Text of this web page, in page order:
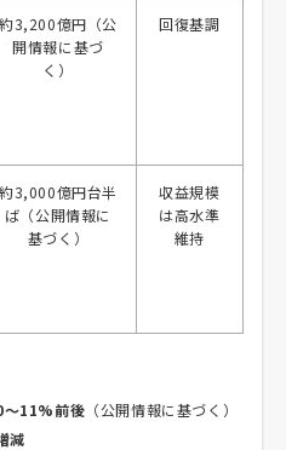
約3,200億円（公
開情報に基づ
く）
回復基調
約3,000億円台半
ば（公開情報に
基づく）
収益規模
は高水準
維持
〜11%前後 （公開情報に基づく）
減